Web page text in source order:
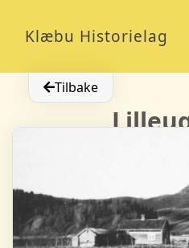
Klæbu Historielag
Tilbake